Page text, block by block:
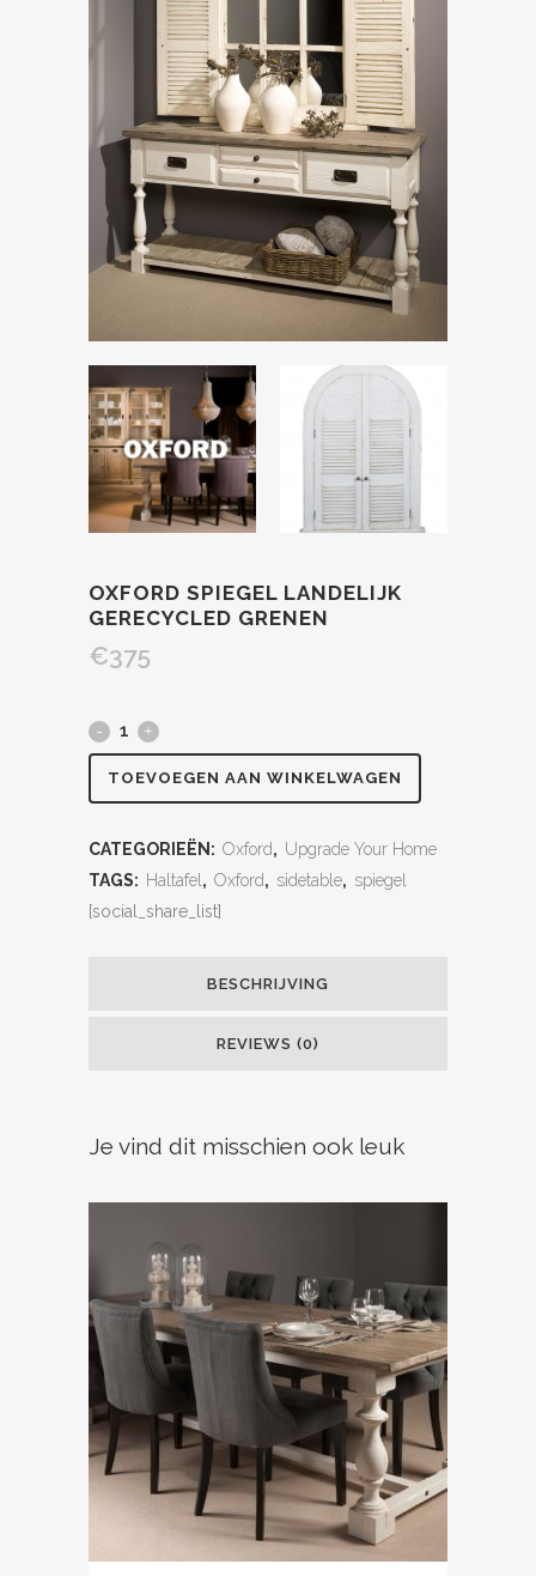
OXFORD SPIEGEL LANDELIJK
GERECYCLED GRENEN
€375
TOEVOEGEN AAN WINKELWAGEN
CATEGORIEËN: Oxford, Upgrade Your Home
TAGS: Haltafel , Oxford, sidetable, spiegel
[social_share_list]
BESCHRIJVING
REVIEWS (0)
Je vind dit misschien ook leuk